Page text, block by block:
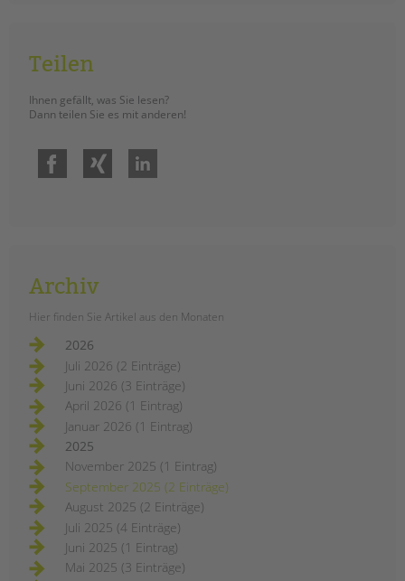
Teilen
Ihnen gefällt, was Sie lesen?
Dann teilen Sie es mit anderen!
Facebook
Archiv
Hier finden Sie Artikel aus den Monaten
2026
Juli 2026 (2 Einträge)
Juni 2026 (3 Einträge)
April 2026 (1 Eintrag)
Januar 2026 (1 Eintrag)
2025
November 2025 (1 Eintrag)
September 2025 (2 Einträge)
August 2025 (2 Einträge)
Juli 2025 (4 Einträge)
Juni 2025 (1 Eintrag)
Mai 2025 (3 Einträge)